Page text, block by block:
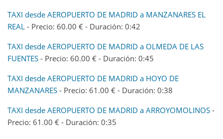
TAXI desde AEROPUERTO DE MADRID a MANZANARES EL
REAL - Precio: 60.00 € - Duración: 0:42
TAXI desde AEROPUERTO DE MADRID a OLMEDA DE LAS
FUENTES - Precio: 60.00 € - Duración: 0:45
TAXI desde AEROPUERTO DE MADRID a HOYO DE
MANZANARES - Precio: 61.00 € - Duración: 0:38
TAXI desde AEROPUERTO DE MADRID a ARROYOMOLINOS -
Precio: 61.00 € - Duración: 0:35